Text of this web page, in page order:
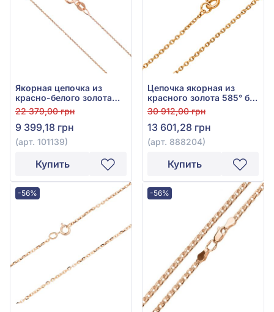
Якорная цепочка из
красно-белого золота
585°, без вставки, арт.
101139
22 379,00 грн
9 399,18 грн
(арт. 101139)
Купить
Цепочка якорная из
красного золота 585° без
вставки, арт. 888204
30 912,00 грн
13 601,28 грн
(арт. 888204)
Купить
-56% -56%